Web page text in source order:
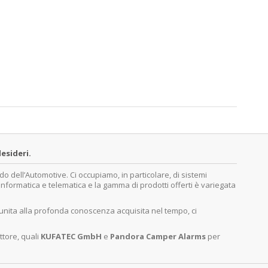
dell’Automotive. Ci occupiamo, in particolare, di sistemi
e telematica e la gamma di prodotti offerti è variegata
alla profonda conoscenza acquisita nel tempo, ci
quali KUFATEC GmbH e Pandora Camper Alarms per